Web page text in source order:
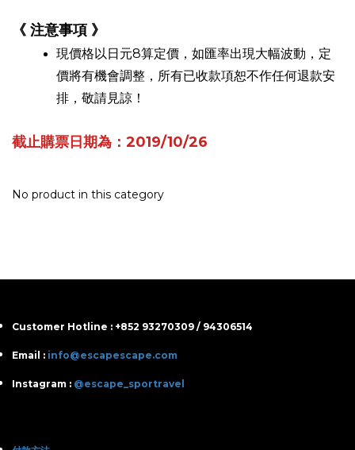
《 注意事項 》
現價格以日元8算定價，如匯率出現大幅波動，定
價將有機會調整，所有已收款項恕不作任何退款安
排，敬請見諒！
截止購票日期為：2019/10/26
No product in this category
Customer Hotline : +852 93270309 / 94306514
Email : info@escapescape.com
Instagram : @escape_sportravel